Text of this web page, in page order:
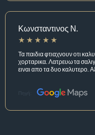
Κωνσταντινος Ν.
Τα παιδια φτιαχνουν οτι
χορταρικα. Λατρευω τα
ειναι απο τα δυο καλυτερο.
Πηγή: